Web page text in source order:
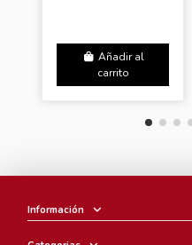
Añadir al
carrito
Información